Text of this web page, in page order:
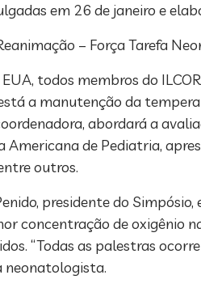
em 26 de janeiro e
– Força Tarefa
todos membros do
a manutenção da
abordará a
Americana de Pediatria,
outros.
presidente do
concentração de oxigênio
“Todas as palestras
neonatologista.